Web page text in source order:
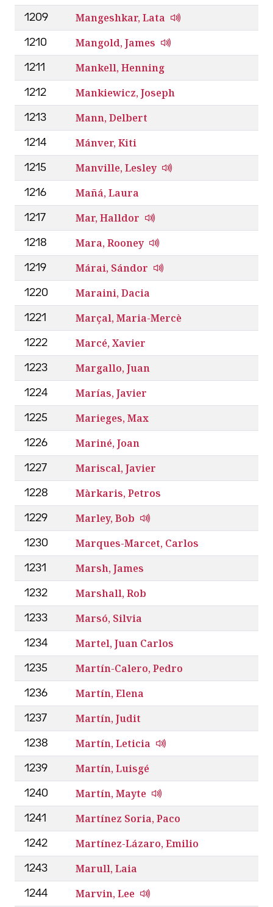
1209 Mangeshkar, Lata
1210 Mangold, James
1211 Mankell, Henning
1212 Mankiewicz, Joseph
1213 Mann, Delbert
1214 Mánver, Kiti
1215 Manville, Lesley
1216 Mañá, Laura
1217 Mar, Halldor
1218 Mara, Rooney
1219 Márai, Sándor
1220 Maraini, Dacia
1221 Marçal, Maria-Mercè
1222 Marcé, Xavier
1223 Margallo, Juan
1224 Marías, Javier
1225 Marieges, Max
1226 Mariné, Joan
1227 Mariscal, Javier
1228 Màrkaris, Petros
1229 Marley, Bob
1230 Marques-Marcet, Carlos
1231 Marsh, James
1232 Marshall, Rob
1233 Marsó, Silvia
1234 Martel, Juan Carlos
1235 Martín-Calero, Pedro
1236 Martín, Elena
1237 Martín, Judit
1238 Martín, Leticia
1239 Martín, Luisgé
1240 Martín, Mayte
1241 Martínez Soria, Paco
1242 Martínez-Lázaro, Emilio
1243 Marull, Laia
1244 Marvin, Lee